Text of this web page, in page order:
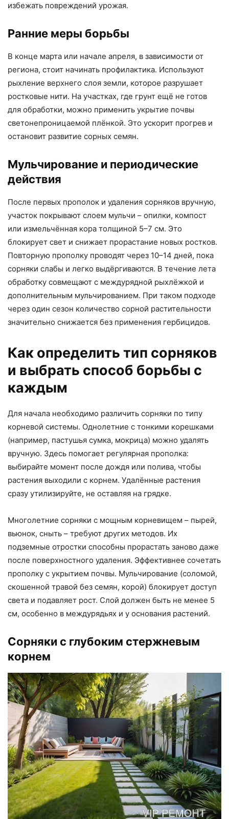
избежать повреждений урожая.
Ранние меры борьбы
В конце марта или начале апреля, в зависимости от
региона, стоит начинать профилактика. Используют
рыхление верхнего слоя земли, которое разрушает
ростковые нити. На участках, где грунт ещё не готов
для обработки, можно применить укрытие почвы
светонепроницаемой плёнкой. Это ускорит прогрев и
остановит развитие сорных семян.
Мульчирование и периодические
действия
После первых прополок и удаления сорняков вручную,
участок покрывают слоем мульчи – опилки, компост
или измельчённая кора толщиной 5–7 см. Это
блокирует свет и снижает прорастание новых ростков.
Повторную прополку проводят через 10–14 дней, пока
сорняки слабы и легко выдёргиваются. В течение лета
обработку совмещают с междурядной рыхлёжкой и
дополнительным мульчированием. При таком подходе
через один сезон количество сорной растительности
значительно снижается без применения гербицидов.
Как определить тип сорняков
и выбрать способ борьбы с
каждым
Для начала необходимо различить сорняки по типу
корневой системы. Однолетние с тонкими корешками
(например, пастушья сумка, мокрица) можно удалять
вручную. Здесь помогает регулярная прополка:
выбирайте момент после дождя или полива, чтобы
растения выходили с корнем. Удалённые растения
сразу утилизируйте, не оставляя на грядке.
Многолетние сорняки с мощным корневищем – пырей,
вьюнок, сныть – требуют других методов. Их
подземные отростки способны прорастать заново даже
после поверхностного удаления. Эффективнее сочетать
прополку с укрытием почвы. Мульчирование (соломой,
скошенной травой без семян, корой) блокирует доступ
света и подавляет рост. Слой должен быть не менее 5
см, особенно в междурядьях и у основания растений.
Сорняки с глубоким стержневым
корнем